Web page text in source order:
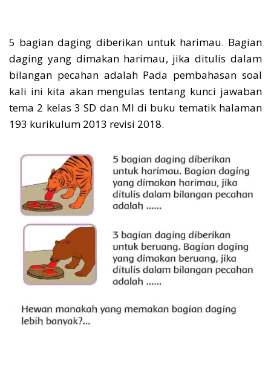
5 bagian daging diberikan untuk harimau. Bagian
daging yang dimakan harimau, jika ditulis dalam
bilangan pecahan adalah Pada pembahasan soal
kali ini kita akan mengulas tentang kunci jawaban
tema 2 kelas 3 SD dan MI di buku tematik halaman
193 kurikulum 2013 revisi 2018.